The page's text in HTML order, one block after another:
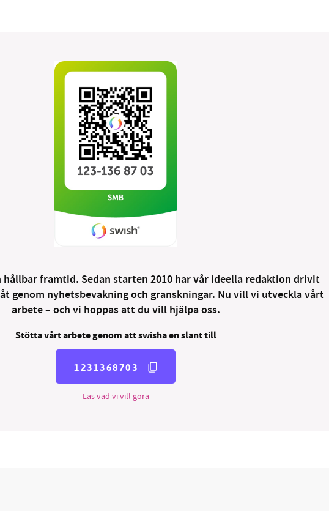
hållbar framtid. Sedan starten 2010 har vår ideella redaktion drivit
genom nyhetsbevakning och granskningar. Nu vill vi utveckla vårt
arbete – och vi hoppas att du vill hjälpa oss.
Stötta vårt arbete genom att swisha en slant till
1231368703
Läs vad vi vill göra